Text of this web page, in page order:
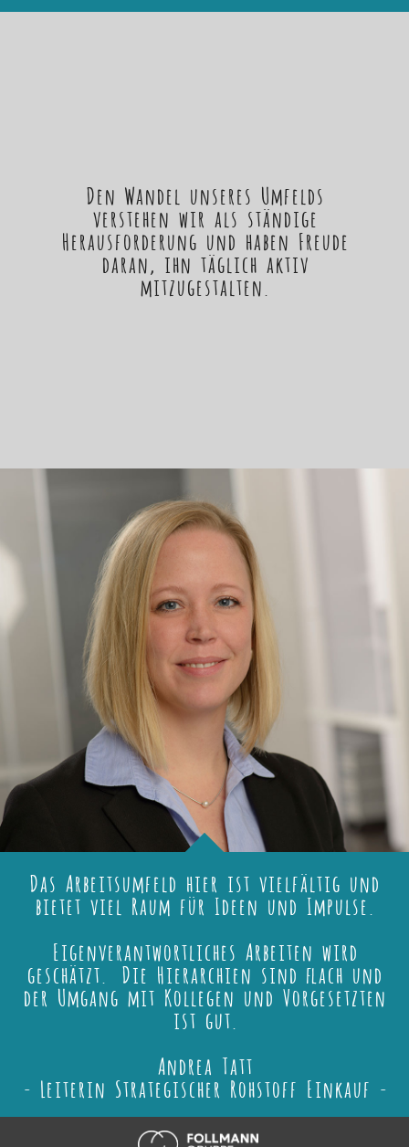
Den Wandel unseres Umfelds
verstehen wir als ständige
Herausforderung und haben Freude
daran, ihn täglich aktiv
mitzugestalten.
Das Arbeitsumfeld hier ist vielfältig und
bietet viel Raum für Ideen und Impulse.
Eigenverantwortliches Arbeiten wird
geschätzt. Die Hierarchien sind flach und
der Umgang mit Kollegen und Vorgesetzten
ist gut.
Andrea Tatt
- Leiterin Strategischer Rohstoff Einkauf -